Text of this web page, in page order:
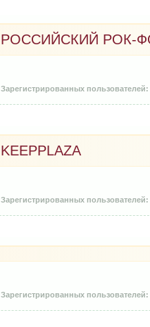
РОССИЙСКИЙ РОК-
KEEPPLAZA